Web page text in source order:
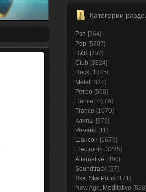
Категории
Рэп [364]
Pop [5807]
R&B [232]
Club [3824]
Rock [1345]
Metal
[324]
Ретро [508]
Dance [4676]
Trance [1079]
Клипы [979]
Романс [11]
Шансон [1679]
Electronic [3235]
Alternative [490]
Soundtrack [37]
Ska, Ska Punk [171]
New Age, Meditative [828]